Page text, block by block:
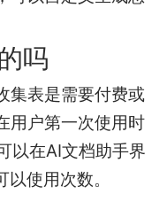
吗
集表是需要付费或
用户第一次使用时
以在AI文档助手界
使用次数。